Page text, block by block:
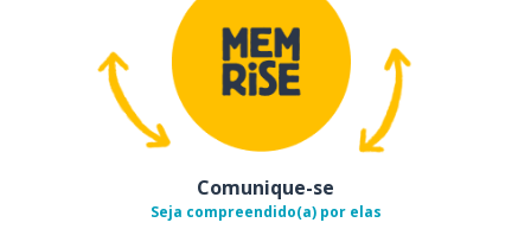
Comunique-se
Seja compreendido(a) por elas